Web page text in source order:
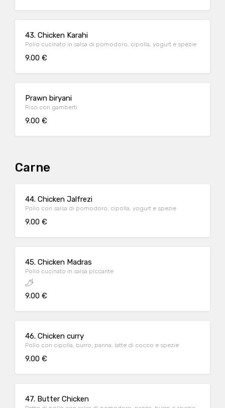
43. Chicken Karahi
Pollo cucinato in salsa di pomodoro, cipolla, yogurt e spezie
9.00 €
Prawn biryani
Riso con gamberti
9.00 €
Carne
44. Chicken Jalfrezi
Pollo con salsa di pomodoro, cipolla, yogurt e spezie
9.00 €
45. Chicken Madras
Pollo cucinato in salsa piccante
9.00 €
46. Chicken curry
Pollo con cipolla, burro, panna, latte di cocco e spezie
9.00 €
47. Butter Chicken